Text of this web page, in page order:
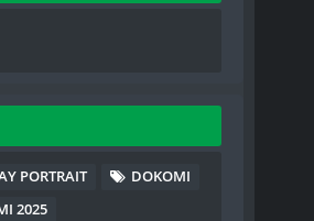
PORTRAIT
DOKOMI
2025